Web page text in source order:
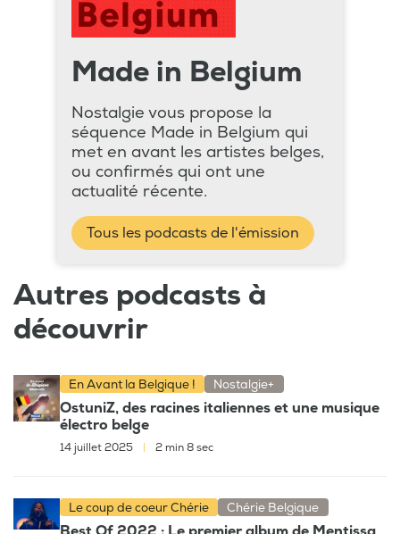
Made in Belgium
Nostalgie vous propose la
séquence Made in Belgium qui
met en avant les artistes belges,
ou confirmés qui ont une
actualité récente.
Tous les podcasts de l'émission
Autres podcasts à
découvrir
En Avant la Belgique ! Nostalgie+
OstuniZ, des racines italiennes et une musique
électro belge
14 juillet 2025 2 min 8 sec
Le coup de coeur Chérie Chérie Belgique